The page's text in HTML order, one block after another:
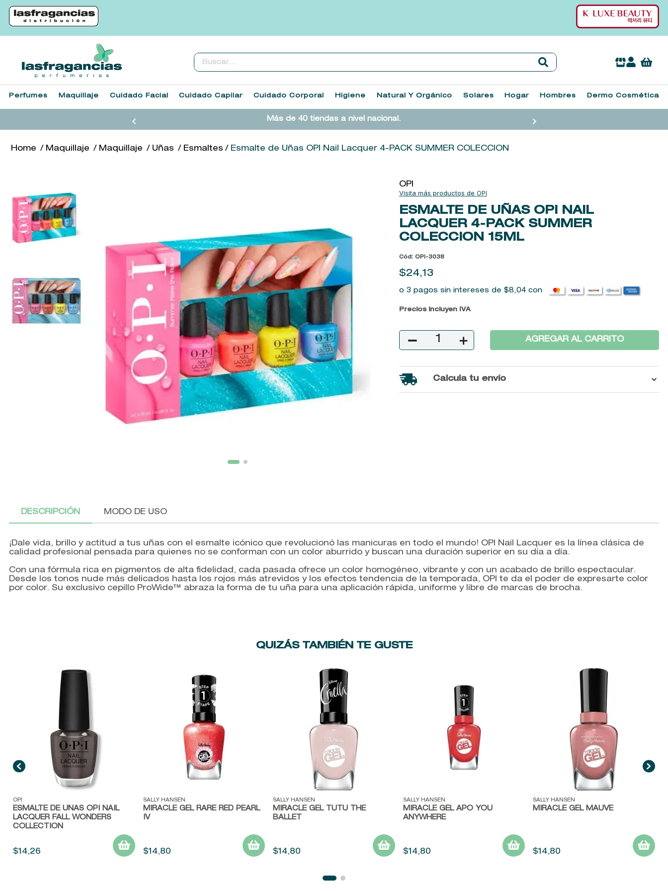
Buscar...
Perfumes Maquillaje Cuidado Facial Cuidado Capilar Cuidado Corporal Higiene Natural Y Orgánico Solares Hogar Hombres Dermo Cosmética
Más de 40 tiendas a nivel nacional.
Maquillaje Maquillaje Uñas Esmaltes Esmalte de Uñas OPI Nail Lacquer 4-PACK SUMMER COLECCION
OPI
OPI
ESMALTE DE UÑAS OPI NAIL
LACQUER 4-PACK SUMMER
COLECCION 15ML
Cód : OPI-3038
$24,13
o 3 pagos sin intereses de $8,04con
Precios incluyen IVA
＋
－ AGREGAR AL CARRITO
Calcula tu envío
DESCRIPCIÓN MODO DE USO
¡Dale vida, brillo y actitud a tus uñas con el esmalte icónico que revolucionó las manicuras en todo el mundo! OPI Nail Lacquer es la línea clásica de
calidad profesional pensada para quienes no se conforman con un color aburrido y buscan una duración superior en su día a día.
Con una fórmula rica en pigmentos de alta fidelidad, cada pasada ofrece un color homogéneo, vibrante y con un acabado de brillo espectacular.
Desde los tonos nude más delicados hasta los rojos más atrevidos y los efectos tendencia de la temporada, OPI te da el poder de expresarte color
por color. Su exclusivo cepillo ProWide™ abraza la forma de tu uña para una aplicación rápida, uniforme y libre de marcas de brocha.
QUIZÁS TAMBIÉN TE GUSTE
Vista rápida
OPI
ESMALTE DE UÑAS OPI NAIL
LACQUER FALL WONDERS
COLLECTION
$14,26
Vista rápida
SALLY HANSEN
MIRACLE GEL RARE RED PEARL
IV
$14,80
Vista rápida
SALLY HANSEN
MIRACLE GEL TUTU THE
BALLET
$14,80
Vista rápida
SALLY HANSEN
MIRACLE GEL APO YOU
ANYWHERE
$14,80
Vista rápida
SALLY HANSEN
MIRACLE GEL MAUVE
$14,80
1.
heathcote
sol ipanema
3.
cleanance
4.
giftset
9.
baylis
. john frieda